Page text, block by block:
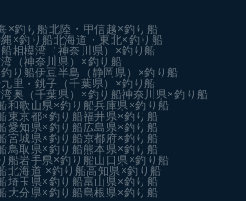
×釣り船北陸・甲信越×釣り船
×釣り船北海道・東北×釣り船
相模湾（神奈川県）×釣り船
（神奈川県）×釣り船
り船伊豆半島（静岡県）×釣り船
里・銚子（千葉県）×釣り船
奥（千葉県）×釣り船神奈川県×釣り船
和歌山県×釣り船兵庫県×釣り船
東京都×釣り船福井県×釣り船
愛知県×釣り船 広島県×釣り船
宮城県×釣り船京都府×釣り船
鳥取県×釣り船 熊本県×釣り船
船岩手県×釣り船山口県×釣り船
北海道 ×釣り船高知県×釣り船
埼玉県×釣り船富山県×釣り船
大分県×釣り船島根県×釣り船